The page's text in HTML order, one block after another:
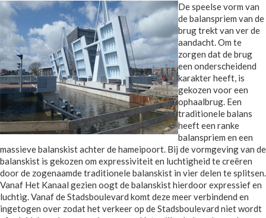
De speelse vorm van
de balanspriem van de
brug trekt van ver de
aandacht. Om te
zorgen dat de brug
een onderscheidend
karakter heeft, is
gekozen voor een
ophaalbrug. Een
traditionele balans
heeft een ranke
balanspriem en een
massieve balanskist achter de hameipoort. Bij de vormgeving van de
balanskist is gekozen om expressiviteit en luchtigheid te creëren
door de zogenaamde traditionele balanskist in vier delen te splitsen.
Vanaf Het Kanaal gezien oogt de balanskist hierdoor expressief en
luchtig. Vanaf de Stadsboulevard komt deze meer verbindend en
ingetogen over zodat het verkeer op de Stadsboulevard niet wordt